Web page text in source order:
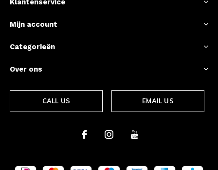
Klantenservice
Mijn account
Categorieën
Over ons
CALL US EMAIL US